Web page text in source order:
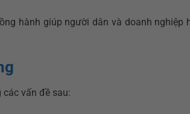
hành giúp người dân và doanh nghiệp
vấn đề sau: